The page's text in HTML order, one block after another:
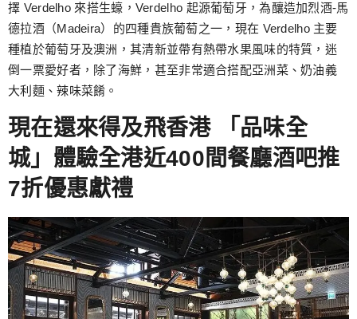
擇 Verdelho 來搭生蠔，Verdelho 起源葡萄牙，為釀造加烈酒-馬
德拉酒（Madeira）的四種貴族葡萄之一，現在 Verdelho 主要
種植於葡萄牙及澳洲，其清新並帶有熱帶水果風味的特質，迷
倒一票愛好者，除了海鮮，甚至非常適合搭配亞洲菜、奶油義
大利麵、辣味菜餚。
現在還來得及飛香港 「品味全
城」體驗全港近400間餐廳酒吧推
7折優惠獻禮